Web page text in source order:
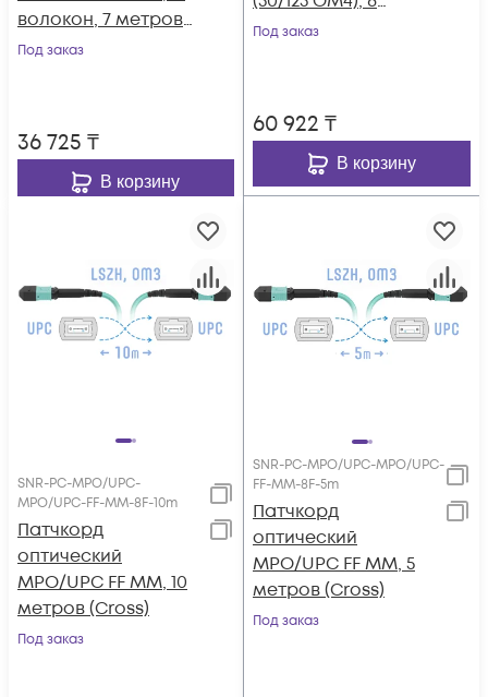
волокон, 7 метров
(Cross)
Под заказ
36 725 ₸
В корзину
волокон, 20 метров
Под заказ
60 922 ₸
В корзину
SNR-PC-MPO/UPC-
MPO/UPC-FF-MM-8F-10m
Патчкорд
оптический
MPO/UPC FF MM, 10
метров (Cross)
Под заказ
SNR-PC-MPO/UPC-MPO/UPC-
FF-MM-8F-5m
Патчкорд
оптический
MPO/UPC FF MM, 5
метров (Cross)
Под заказ